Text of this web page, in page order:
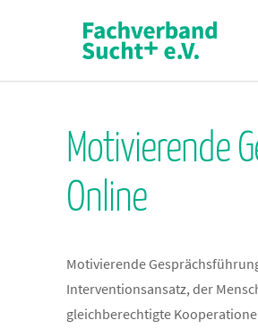
Motivierende
Online
Motivierende
Interventionsansatz, der
gleichberechtigte